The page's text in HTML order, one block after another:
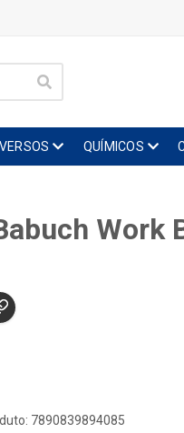
QUÍMICOS
Work
7890839894085